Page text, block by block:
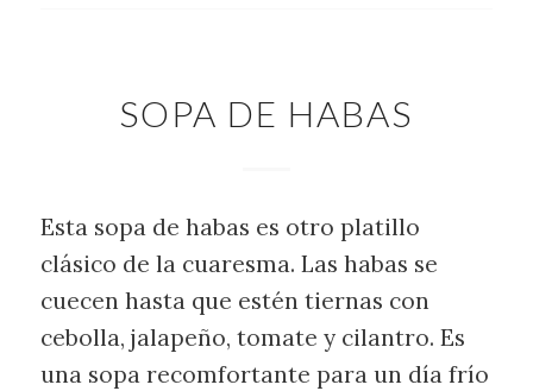
SOPA DE HABAS
Esta sopa de habas es otro platillo
clásico de la cuaresma. Las habas se
cuecen hasta que estén tiernas con
cebolla, jalapeño, tomate y cilantro. Es
una sopa recomfortante para un día frío